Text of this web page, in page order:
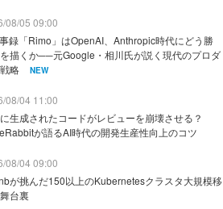
08/05 09:00
録「Rimo」はOpenAI、Anthropic時代にどう勝
描くか──元Google・相川氏が説く現代のプロダ
略
NEW
08/04 11:00
生成されたコードがレビューを崩壊させる？
が語るAI時代の開発生産性向上のコツ
08/04 09:00
が挑んだ150以上のKubernetesクラスタ大規模移
台裏